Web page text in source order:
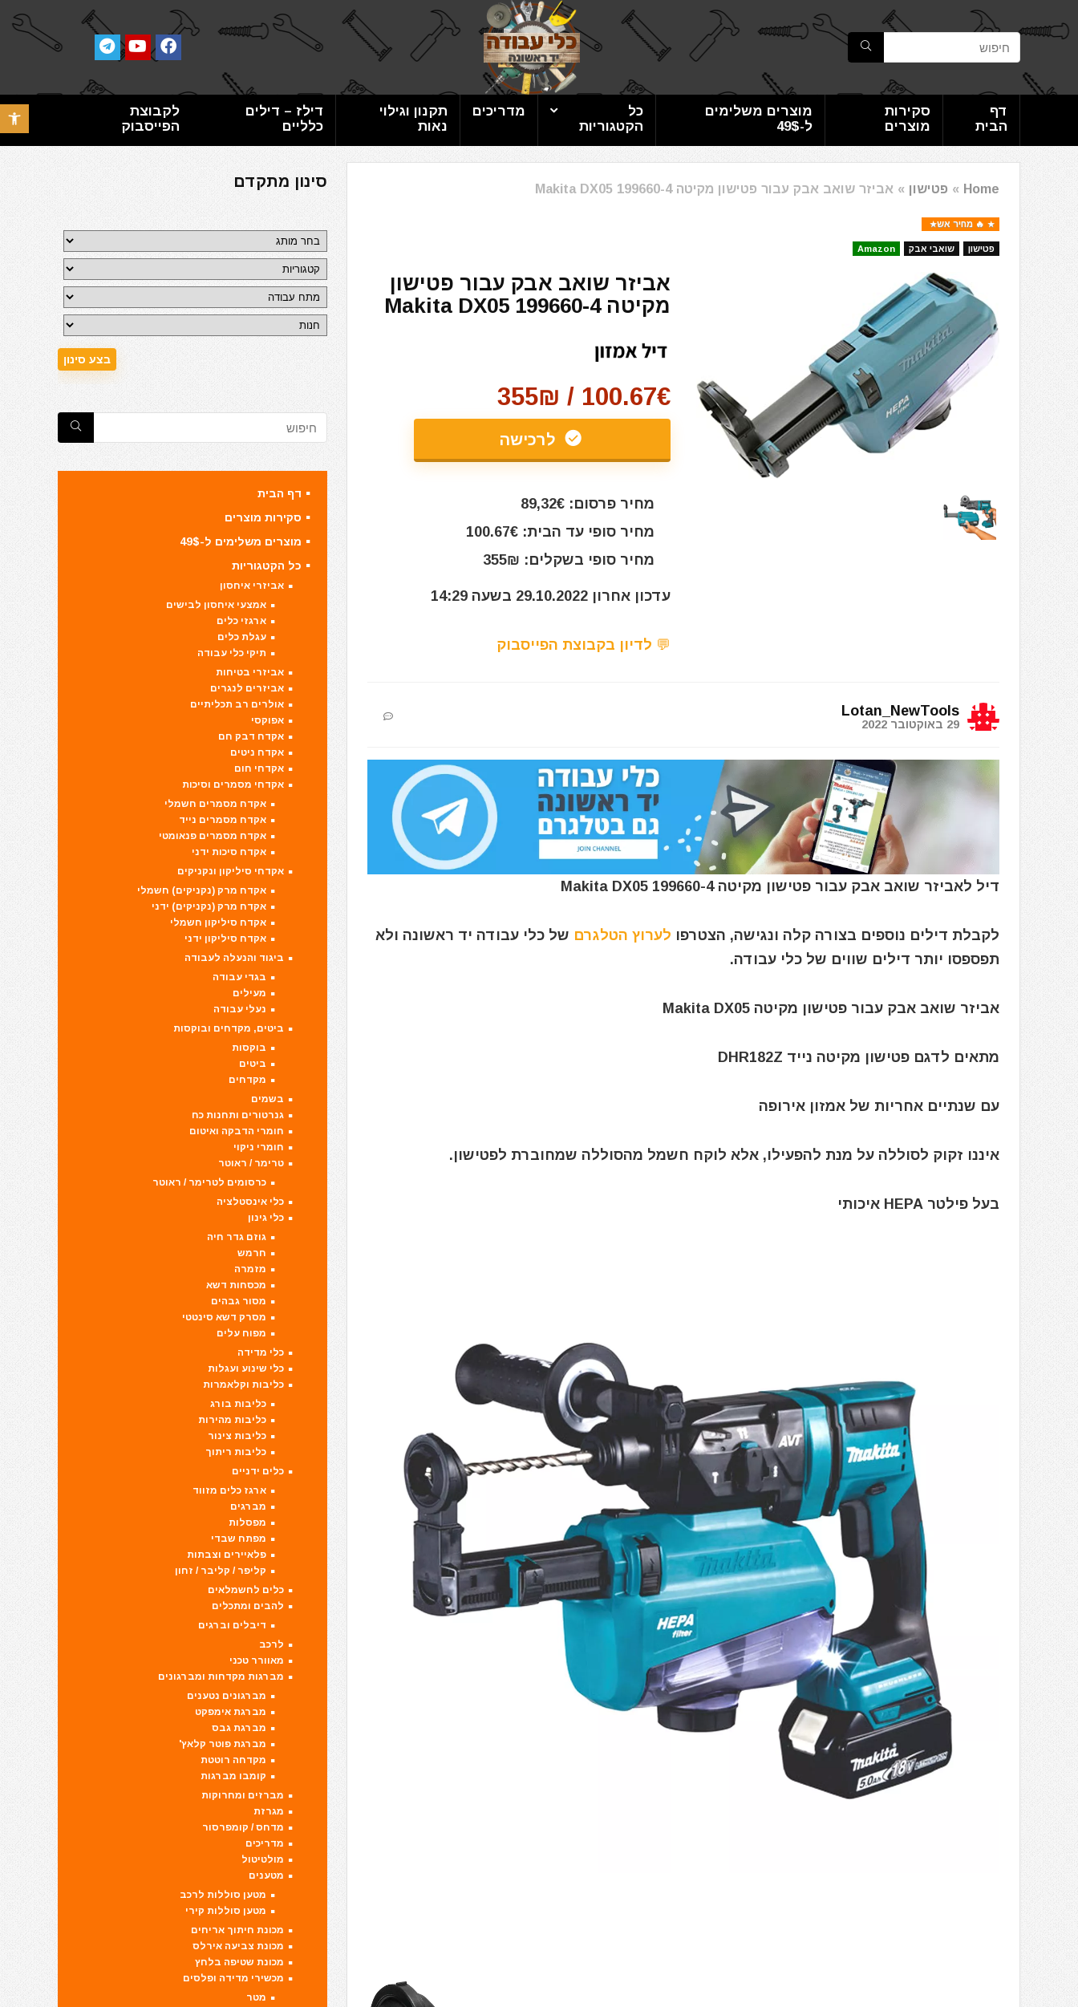
פתח
דף
הבית
סקירות
מוצרים
מוצרים משלימים
ל-49$
כל
הקטגוריות
מדריכים
תקנון וגילוי
נאות
דילז – דילים
כלליים
לקבוצת
הפייסבוק
Home
» פטישון » אביזר שואב אבק עבור פטישון מקיטה Makita DX05 199660-4
🔥 מחיר אש
פטישון שואבי אבק Amazon
אביזר שואב אבק עבור פטישון
מקיטה Makita DX05 199660-4
100.67€ / 355₪
לרכישה
מחיר פרסום: 89,32€
מחיר סופי עד הבית: 100.67€
מחיר סופי בשקלים: 355₪
עדכון אחרון 29.10.2022 בשעה 14:29
💬 לדיון בקבוצת הפייסבוק
Lotan_NewTools
29 באוקטובר 2022
דיל לאביזר שואב אבק עבור פטישון מקיטה Makita DX05 199660-4
לקבלת דילים נוספים בצורה קלה ונגישה, הצטרפו לערוץ הטלגרם של כלי עבודה יד ראשונה ולא
תפספסו יותר דילים שווים של כלי עבודה.
אביזר שואב אבק עבור פטישון מקיטה Makita DX05
מתאים לדגם פטישון מקיטה נייד DHR182Z
עם שנתיים אחריות של אמזון אירופה
איננו זקוק לסוללה על מנת להפעילו, אלא לוקח חשמל מהסוללה שמחוברת לפטישון.
בעל פילטר HEPA איכותי
סינון מתקדם
דף הבית
סקירות מוצרים
מוצרים משלימים ל-49$
כל הקטגוריות
אביזרי איחסון
אמצעי איחסון לבישים
ארגזי כלים
עגלת כלים
תיקי כלי עבודה
אביזרי בטיחות
אביזרים לנגרים
אולרים רב תכליתיים
אפוקסי
אקדח דבק חם
אקדח ניטים
אקדחי חום
אקדחי מסמרים וסיכות
אקדח מסמרים חשמלי
אקדח מסמרים נייד
אקדח מסמרים פנאומטי
אקדח סיכות ידני
אקדחי סיליקון ונקניקים
אקדח מרק (נקניקים) חשמלי
אקדח מרק (נקניקים) ידני
אקדח סיליקון חשמלי
אקדח סיליקון ידני
ביגוד והנעלה לעבודה
בגדי עבודה
מעילים
נעלי עבודה
ביטים, מקדחים ובוקסות
בוקסות
ביטים
מקדחים
בשמים
גנרטורים ותחנות כח
חומרי הדבקה ואיטום
חומרי ניקוי
טרימר / ראוטר
כרסומים לטרימר / ראוטר
כלי אינסטלציה
כלי גינון
גוזם גדר חיה
חרמש
מזמרה
מכסחות דשא
מסור גבהים
מסרק דשא סינטטי
מפוח עלים
כלי מדידה
כלי שינוע ועגלות
כליבות וקלאמרות
כליבות בורג
כליבות מהירות
כליבות צינור
כליבות ריתוך
כלים ידניים
ארגז כלים מזווד
מברגים
מפסלות
מפתח שבדי
פלאיירים וצבתות
קליפר / קליבר / זחון
כלים לחשמלאים
להבים ומתכלים
דיבלים וברגים
לרכב
מאוורר טכני
מברגות מקדחות ומברגונים
מברגונים נטענים
מברגת אימפקט
מברגת גבס
מברגת פוטר קלאץ'
מקדחה רוטטת
קומבו מברגות
מברזים ומחרוקות
מגרזת
מדחס / קומפרסור
מדריכים
מולטיטול
מטענים
מטען סוללות לרכב
מטען סוללות קירי
מכונת חיתוך אריחים
מכונת צביעה אירלס
מכונת שטיפה בלחץ
מכשירי מדידה ופלסים
מטר